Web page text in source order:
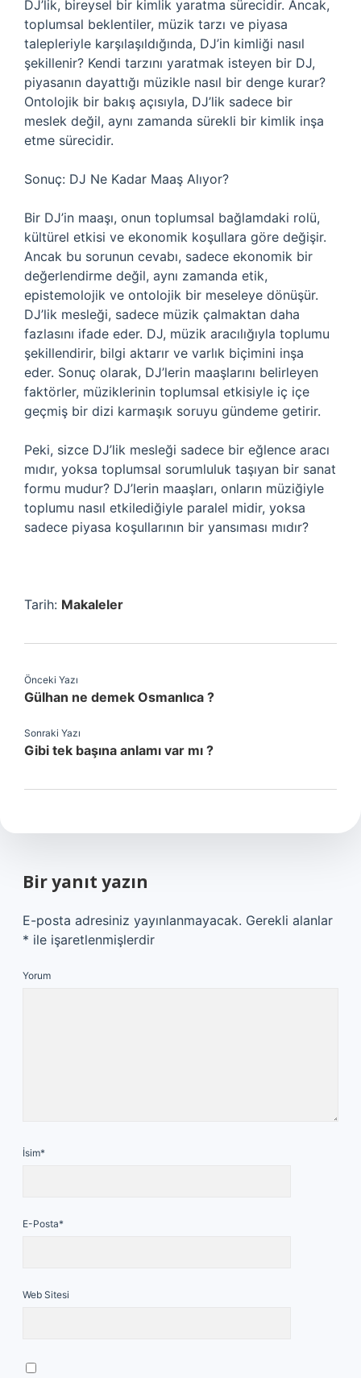
DJ’lik, bireysel bir kimlik yaratma sürecidir. Ancak,
toplumsal beklentiler, müzik tarzı ve piyasa
talepleriyle karşılaşıldığında, DJ’in kimliği nasıl
şekillenir? Kendi tarzını yaratmak isteyen bir DJ,
piyasanın dayattığı müzikle nasıl bir denge kurar?
Ontolojik bir bakış açısıyla, DJ’lik sadece bir
meslek değil, aynı zamanda sürekli bir kimlik inşa
etme sürecidir.
Sonuç: DJ Ne Kadar Maaş Alıyor?
Bir DJ’in maaşı, onun toplumsal bağlamdaki rolü,
kültürel etkisi ve ekonomik koşullara göre değişir.
Ancak bu sorunun cevabı, sadece ekonomik bir
değerlendirme değil, aynı zamanda etik,
epistemolojik ve ontolojik bir meseleye dönüşür.
DJ’lik mesleği, sadece müzik çalmaktan daha
fazlasını ifade eder. DJ, müzik aracılığıyla toplumu
şekillendirir, bilgi aktarır ve varlık biçimini inşa
eder. Sonuç olarak, DJ’lerin maaşlarını belirleyen
faktörler, müziklerinin toplumsal etkisiyle iç içe
geçmiş bir dizi karmaşık soruyu gündeme getirir.
Peki, sizce DJ’lik mesleği sadece bir eğlence aracı
mıdır, yoksa toplumsal sorumluluk taşıyan bir sanat
formu mudur? DJ’lerin maaşları, onların müziğiyle
toplumu nasıl etkilediğiyle paralel midir, yoksa
sadece piyasa koşullarının bir yansıması mıdır?
Tarih: Makaleler
Önceki Yazı
Gülhan ne demek Osmanlıca ?
Sonraki Yazı
Gibi tek başına anlamı var mı ?
Bir yanıt yazın
E-posta adresiniz yayınlanmayacak. Gerekli alanlar
* ile işaretlenmişlerdir
Yorum
İsim*
E-Posta*
Web Sitesi